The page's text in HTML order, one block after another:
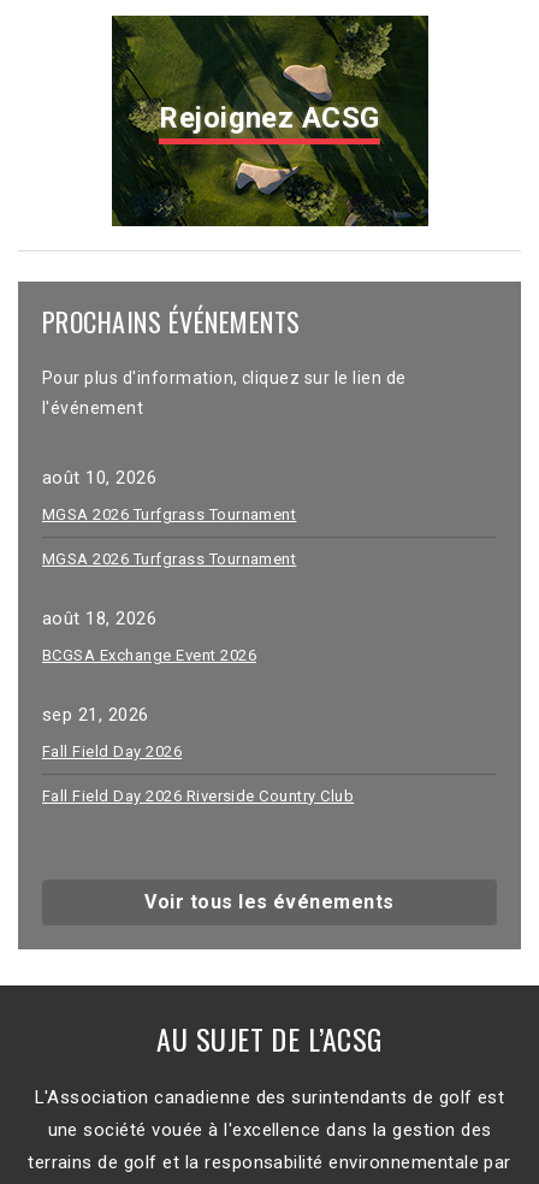
Rejoignez ACSG
PROCHAINS ÉVÉNEMENTS
Pour plus d'information, cliquez sur le lien de
l'événement
août 10, 2026
MGSA 2026 Turfgrass Tournament
MGSA 2026 Turfgrass Tournament
août 18, 2026
BCGSA Exchange Event 2026
sep 21, 2026
Fall Field Day 2026
Fall Field Day 2026 Riverside Country Club
Voir tous les événements
AU SUJET DE L’ACSG
L'Association canadienne des surintendants de golf est
une société vouée à l'excellence dans la gestion des
terrains de golf et la responsabilité environnementale par